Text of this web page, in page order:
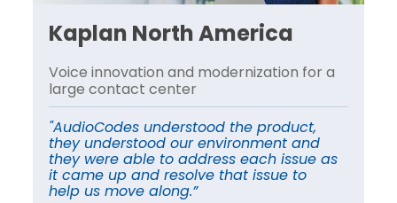
Kaplan North America
Voice innovation and modernization for a
large contact center
"AudioCodes understood the product,
they understood our environment and
they were able to address each issue as
it came up and resolve that issue to
help us move along.”